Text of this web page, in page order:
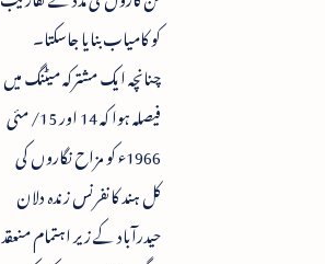
کو کامیاب بنایا جاسکتا۔
چنانچہ ایک مشترکہ میٹنگ میں
فیصلہ ہوا کہ 14 اور 15/ مئی
1966ء کو مزاح نگاروں کی
کل ہند کانفرنس زندہ دلان
حیدرآباد کے زیر اہتمام منعقد